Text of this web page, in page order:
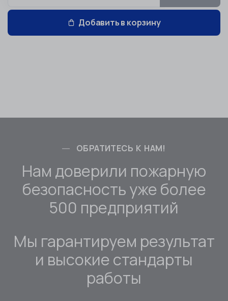
Добавить в корзину
ОБРАТИТЕСЬ К НАМ!
Нам доверили пожарную
безопасность уже более
500 предприятий
Мы гарантируем результат
и высокие стандарты
работы